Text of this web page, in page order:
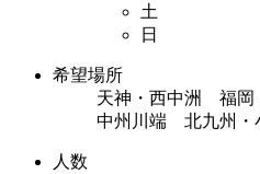
土
日
希望場所
天神・西中洲 福
中州川端 北九州・
人数